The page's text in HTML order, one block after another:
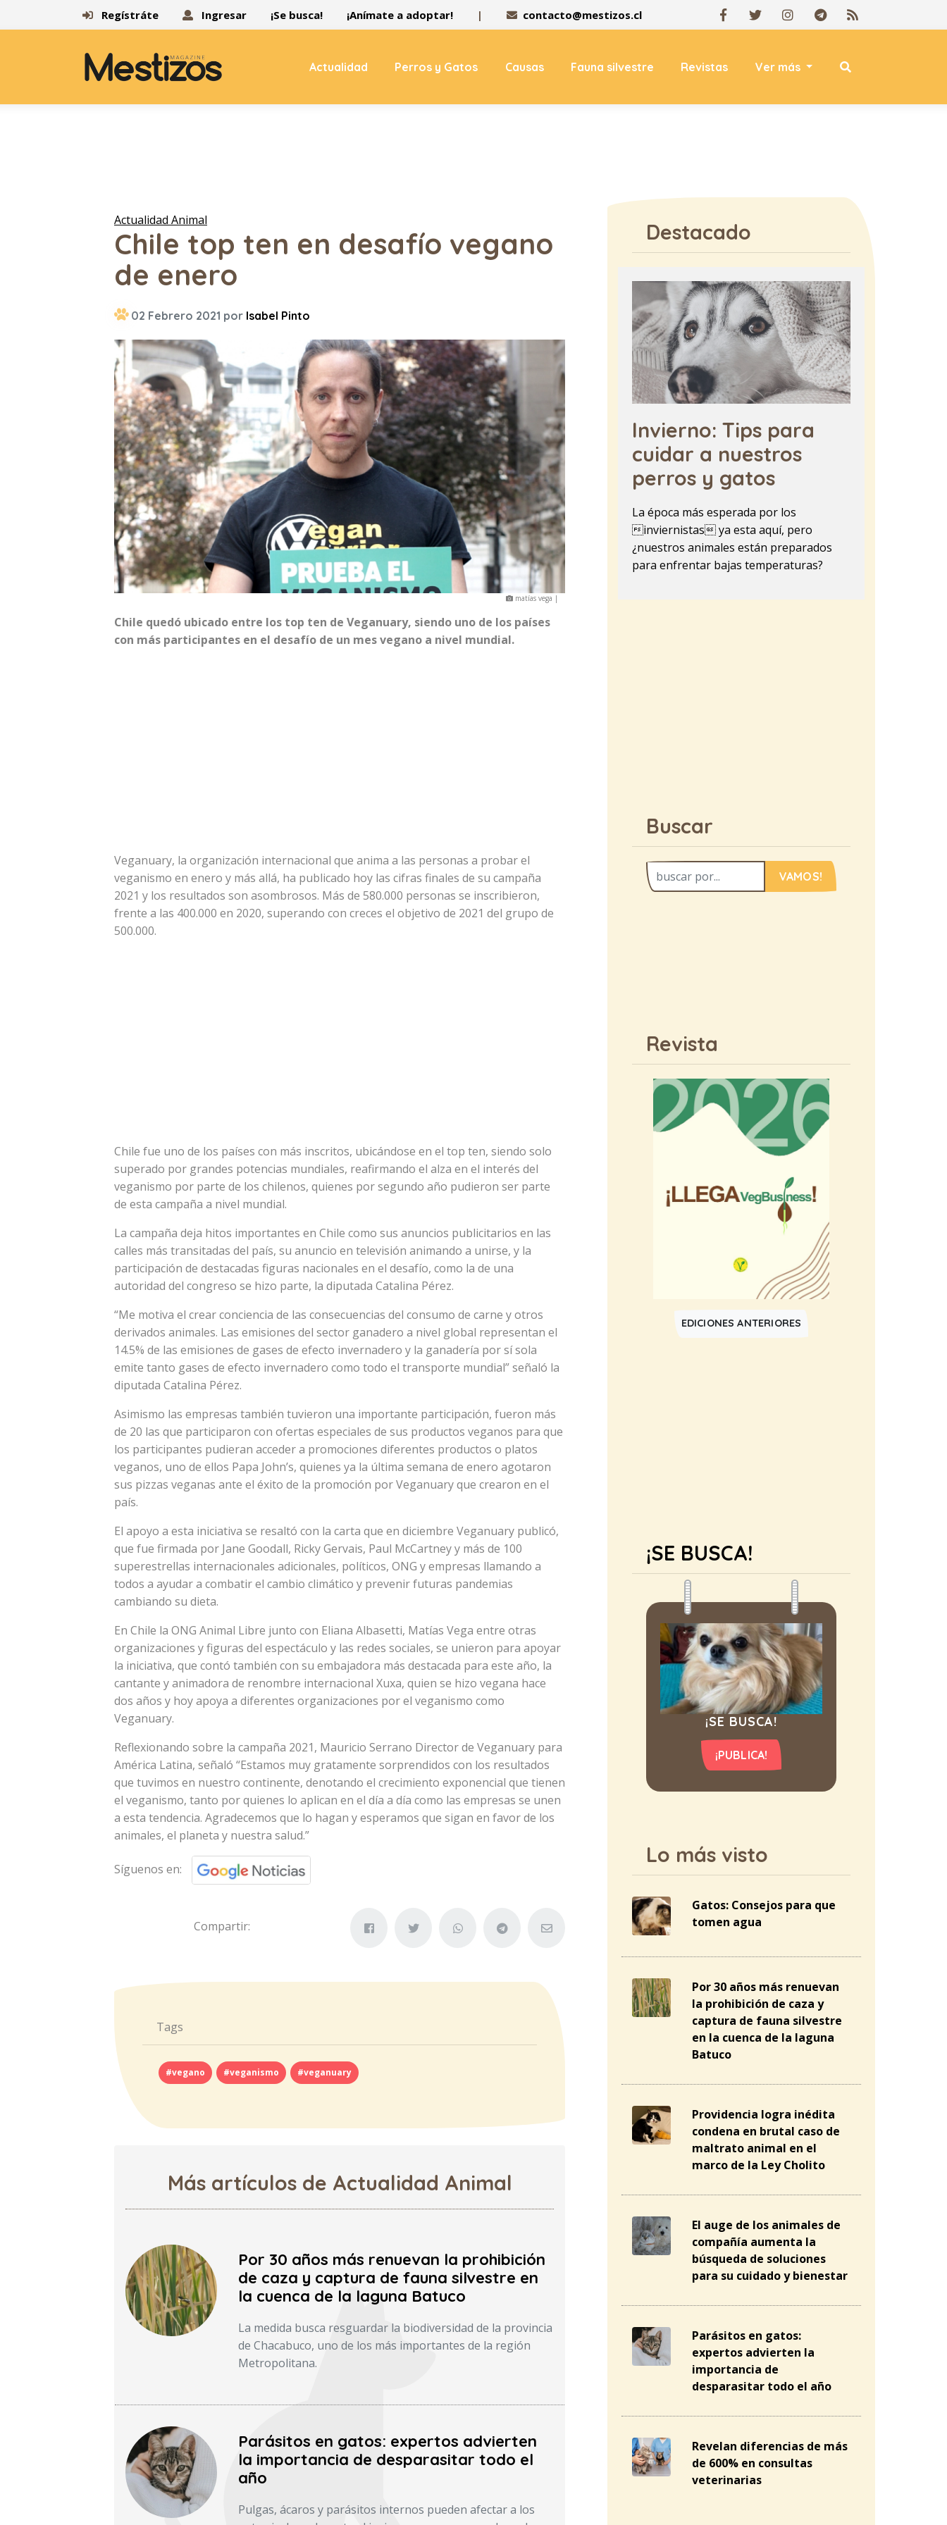
Regístráte Ingresar ¡Se busca! ¡Anímate a adoptar! | contacto@mestizos.cl
Actualidad Perros y Gatos Causas Fauna silvestre Revistas Ver más
Actualidad Animal
Chile top ten en desafío vegano
de enero
02 Febrero 2021 por Isabel Pinto
matías vega |
Chile quedó ubicado entre los top ten de Veganuary, siendo uno de los países
con más participantes en el desafío de un mes vegano a nivel mundial.
Veganuary, la organización internacional que anima a las personas a probar el
veganismo en enero y más allá, ha publicado hoy las cifras finales de su campaña
2021 y los resultados son asombrosos. Más de 580.000 personas se inscribieron,
frente a las 400.000 en 2020, superando con creces el objetivo de 2021 del grupo de
500.000.
Chile fue uno de los países con más inscritos, ubicándose en el top ten, siendo solo
superado por grandes potencias mundiales, reafirmando el alza en el interés del
veganismo por parte de los chilenos, quienes por segundo año pudieron ser parte
de esta campaña a nivel mundial.
La campaña deja hitos importantes en Chile como sus anuncios publicitarios en las
calles más transitadas del país, su anuncio en televisión animando a unirse, y la
participación de destacadas figuras nacionales en el desafío, como la de una
autoridad del congreso se hizo parte, la diputada Catalina Pérez.
“Me motiva el crear conciencia de las consecuencias del consumo de carne y otros
derivados animales. Las emisiones del sector ganadero a nivel global representan el
14.5% de las emisiones de gases de efecto invernadero y la ganadería por sí sola
emite tanto gases de efecto invernadero como todo el transporte mundial” señaló la
diputada Catalina Pérez.
Asimismo las empresas también tuvieron una importante participación, fueron más
de 20 las que participaron con ofertas especiales de sus productos veganos para que
los participantes pudieran acceder a promociones diferentes productos o platos
veganos, uno de ellos Papa John’s, quienes ya la última semana de enero agotaron
sus pizzas veganas ante el éxito de la promoción por Veganuary que crearon en el
país.
El apoyo a esta iniciativa se resaltó con la carta que en diciembre Veganuary publicó,
que fue firmada por Jane Goodall, Ricky Gervais, Paul McCartney y más de 100
superestrellas internacionales adicionales, políticos, ONG y empresas llamando a
todos a ayudar a combatir el cambio climático y prevenir futuras pandemias
cambiando su dieta.
En Chile la ONG Animal Libre junto con Eliana Albasetti, Matías Vega entre otras
organizaciones y figuras del espectáculo y las redes sociales, se unieron para apoyar
la iniciativa, que contó también con su embajadora más destacada para este año, la
cantante y animadora de renombre internacional Xuxa, quien se hizo vegana hace
dos años y hoy apoya a diferentes organizaciones por el veganismo como
Veganuary.
Reflexionando sobre la campaña 2021, Mauricio Serrano Director de Veganuary para
América Latina, señaló “Estamos muy gratamente sorprendidos con los resultados
que tuvimos en nuestro continente, denotando el crecimiento exponencial que tienen
el veganismo, tanto por quienes lo aplican en el día a día como las empresas se unen
a esta tendencia. Agradecemos que lo hagan y esperamos que sigan en favor de los
animales, el planeta y nuestra salud.”
Síguenos en:
Compartir:
Tags
#vegano #veganismo #veganuary
Más artículos de Actualidad Animal
Por 30 años más renuevan la prohibición
de caza y captura de fauna silvestre en
la cuenca de la laguna Batuco
La medida busca resguardar la biodiversidad de la provincia
de Chacabuco, uno de los más importantes de la región
Metropolitana.
Parásitos en gatos: expertos advierten
la importancia de desparasitar todo el
año
Pulgas, ácaros y parásitos internos pueden afectar a los
Destacado
Invierno: Tips para
cuidar a nuestros
perros y gatos
La época más esperada por los
inviernistas ya esta aquí, pero
¿nuestros animales están preparados
para enfrentar bajas temperaturas?
Buscar
VAMOS!
Revista
EDICIONES ANTERIORES
¡SE BUSCA!
¡SE BUSCA!
¡PUBLICA!
Lo más visto
Gatos: Consejos para que
tomen agua
Por 30 años más renuevan
la prohibición de caza y
captura de fauna silvestre
en la cuenca de la laguna
Batuco
Providencia logra inédita
condena en brutal caso de
maltrato animal en el
marco de la Ley Cholito
El auge de los animales de
compañía aumenta la
búsqueda de soluciones
para su cuidado y bienestar
Parásitos en gatos:
expertos advierten la
importancia de
desparasitar todo el año
Revelan diferencias de más
de 600% en consultas
veterinarias